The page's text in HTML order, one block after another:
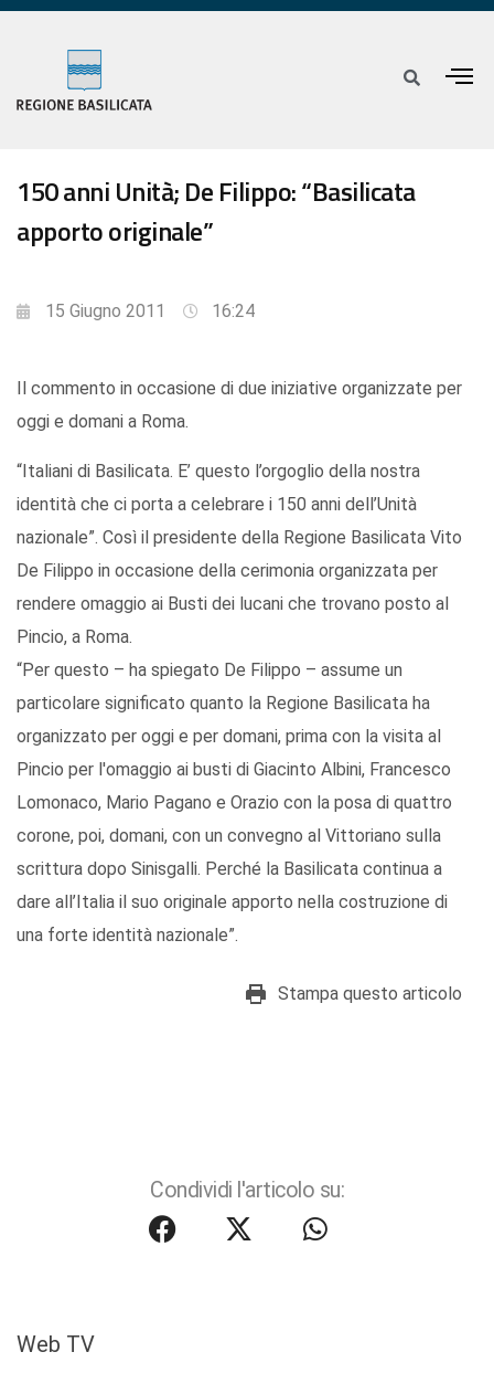
150 anni Unità; De Filippo: “Basilicata
apporto originale”
15 Giugno 2011 16:24
Il commento in occasione di due iniziative organizzate per
oggi e domani a Roma.
“Italiani di Basilicata. E’ questo l’orgoglio della nostra
identità che ci porta a celebrare i 150 anni dell’Unità
nazionale”. Così il presidente della Regione Basilicata Vito
De Filippo in occasione della cerimonia organizzata per
rendere omaggio ai Busti dei lucani che trovano posto al
Pincio, a Roma.
“Per questo – ha spiegato De Filippo – assume un
particolare significato quanto la Regione Basilicata ha
organizzato per oggi e per domani, prima con la visita al
Pincio per l'omaggio ai busti di Giacinto Albini, Francesco
Lomonaco, Mario Pagano e Orazio con la posa di quattro
corone, poi, domani, con un convegno al Vittoriano sulla
scrittura dopo Sinisgalli. Perché la Basilicata continua a
dare all’Italia il suo originale apporto nella costruzione di
una forte identità nazionale”.
Stampa questo articolo
Condividi l'articolo su:
Web TV